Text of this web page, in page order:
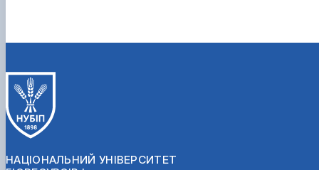
НАЦІОНАЛЬНИЙ УНІВЕРСИТЕТ